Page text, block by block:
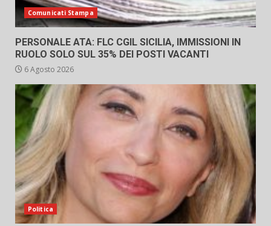
Comunicati Stampa
PERSONALE ATA: FLC CGIL SICILIA, IMMISSIONI IN
RUOLO SOLO SUL 35% DEI POSTI VACANTI
6 Agosto 2026
Politica